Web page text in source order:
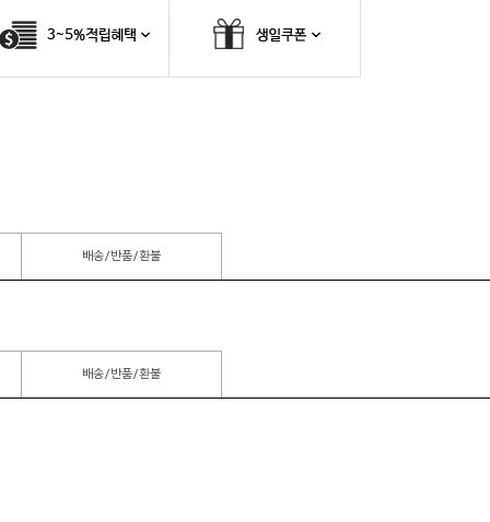
배송/반품/환불
배송/반품/환불